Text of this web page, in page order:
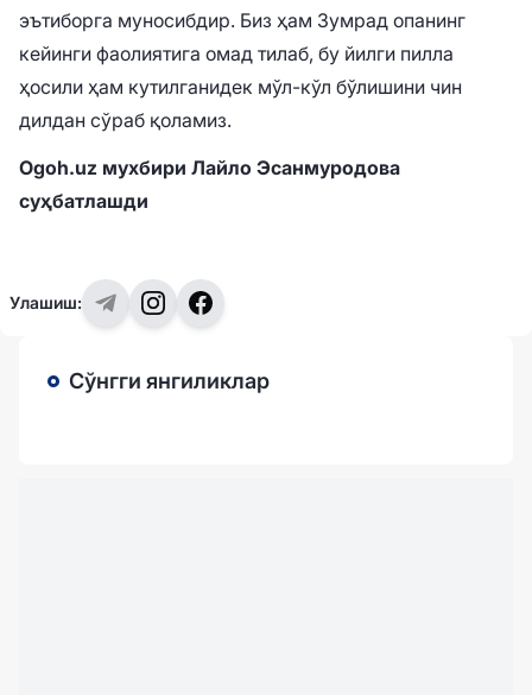
эътиборга муносибдир. Биз ҳам Зумрад опанинг
кейинги фаолиятига омад тилаб, бу йилги пилла
ҳосили ҳам кутилганидек мўл-кўл бўлишини чин
дилдан сўраб қоламиз.
Ogoh.uz мухбири Лайло Эсанмуродова
суҳбатлашди
Улашиш:
Сўнгги янгиликлар